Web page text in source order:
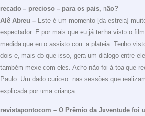
recado – precioso – para os pais, não?
Alê Abreu – Este é um momento [da estreia]
espectador. E por mais que eu já tenha visto o
medida que eu o assisto com a plateia. Tenho
dois e, mais do que isso, gera um diálogo entre
também mexe com eles. Acho não foi à toa que
Paulo. Um dado curioso: nas sessões que
explicada por uma criança.
revistapontocom – O Prêmio da Juventude foi